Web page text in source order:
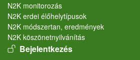
N2K monitorozás
N2K erdei élőhelytípusok
N2K módszertan, eredmények
N2K köszönetnyilvánítás
User account menu
Bejelentkezés